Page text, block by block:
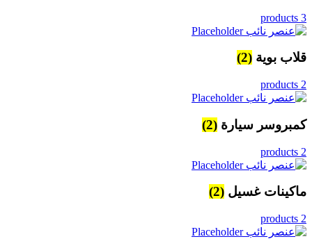
3 products
قلاب بوية (2)
2 products
كمبروسر سيارة (2)
2 products
ماكينات غسيل (2)
2 products